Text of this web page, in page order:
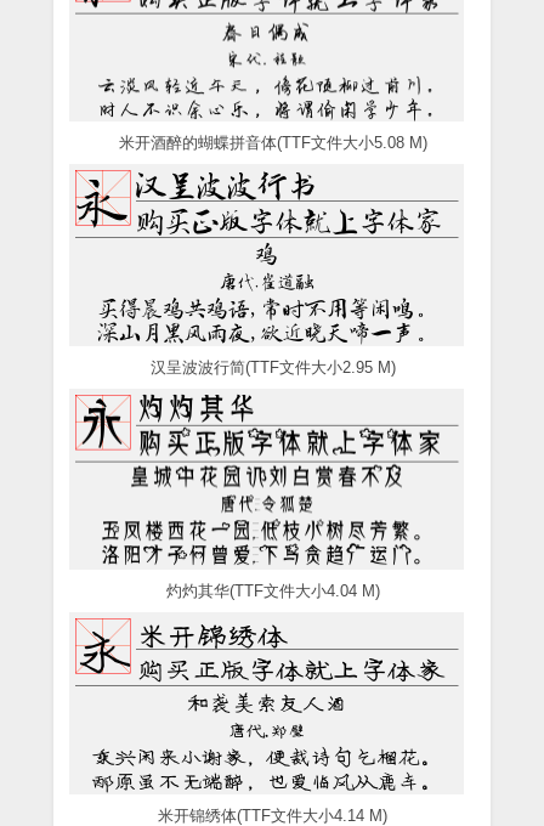
米开酒醉的蝴蝶拼音体(TTF文件大小5.08 M)
汉呈波波行简(TTF文件大小2.95 M)
灼灼其华(TTF文件大小4.04 M)
米开锦绣体(TTF文件大小4.14 M)